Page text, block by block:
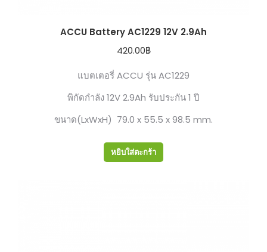
ACCU Battery AC1229 12V 2.9Ah
420.00฿
แบตเตอรี่ ACCU รุ่น AC1229
พิกัดกำลัง 12V 2.9Ah รับประกัน 1 ปี
ขนาด(LxWxH) 79.0 x 55.5 x 98.5 mm.
หยิบใส่ตะกร้า